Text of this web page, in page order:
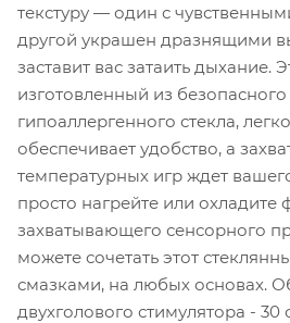
текстуру — один с
другой украшен дразнящими
заставит вас затаить дыхание.
изготовленный из безопасного
гипоаллергенного стекла,
обеспечивает удобство, а
температурных игр ждет
просто нагрейте или охладите
захватывающего сенсорного
можете сочетать этот
смазками, на любых основах.
двухголового стимулятора -